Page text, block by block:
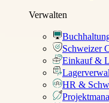
Verwalten
Schweizer
Einkauf &
HR &